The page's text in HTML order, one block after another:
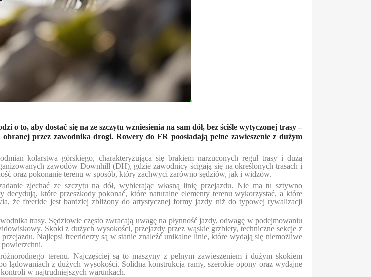
to, aby dostać się na ze szczytu wzniesienia na sam dół, bez ściśle wytyczonej trasy –
przez zawodnika drogi. Rowery do FR poosiadają pełne zawieszenie z dużym
kolarstwa górskiego, charakteryzująca się brakiem narzuconych reguł trasy i dużą
zawodów Downhill (DH), gdzie zawodnicy ścigają się na określonych trasach i
oraz pokonanie terenu w sposób, który zachwyci zarówno sędziów, jak i widzów.
zjechać ze szczytu na dół, wybierając własną linię przejazdu. Nie ma tu sztywno
które przeszkody pokonać, które naturalne elementy terenu wykorzystać, a które
że freeride jest bardziej zbliżony do artystycznej formy jazdy niż do typowej rywalizacji
trasy. Sędziowie często zwracają uwagę na płynność jazdy, odwagę w podejmowaniu
Skoki z dużych wysokości, przejazdy przez wąskie grzbiety, techniczne sekcje z
Najlepsi freeriderzy są w stanie znaleźć unikalne linie, które wydają się niemożliwe
powierzchni.
terenu. Najczęściej są to maszyny z pełnym zawieszeniem i dużym skokiem
lądowaniach z dużych wysokości. Solidna konstrukcja ramy, szerokie opony oraz wydajne
w najtrudniejszych warunkach.